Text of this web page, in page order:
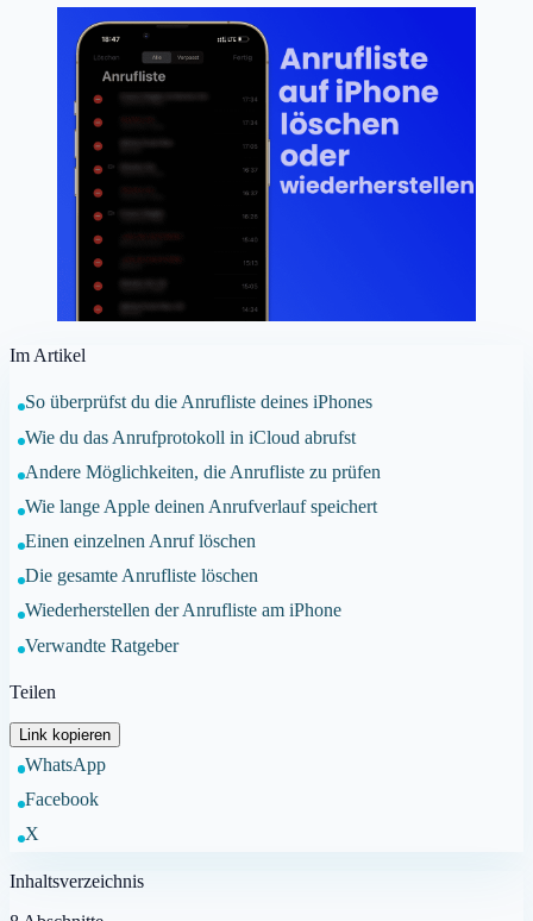
Im Artikel
So überprüfst du die Anrufliste deines iPhones
Wie du das Anrufprotokoll in iCloud abrufst
Andere Möglichkeiten, die Anrufliste zu prüfen
Wie lange Apple deinen Anrufverlauf speichert
Einen einzelnen Anruf löschen
Die gesamte Anrufliste löschen
Wiederherstellen der Anrufliste am iPhone
Verwandte Ratgeber
Teilen
Link kopieren
WhatsApp
Facebook
X
Inhaltsverzeichnis